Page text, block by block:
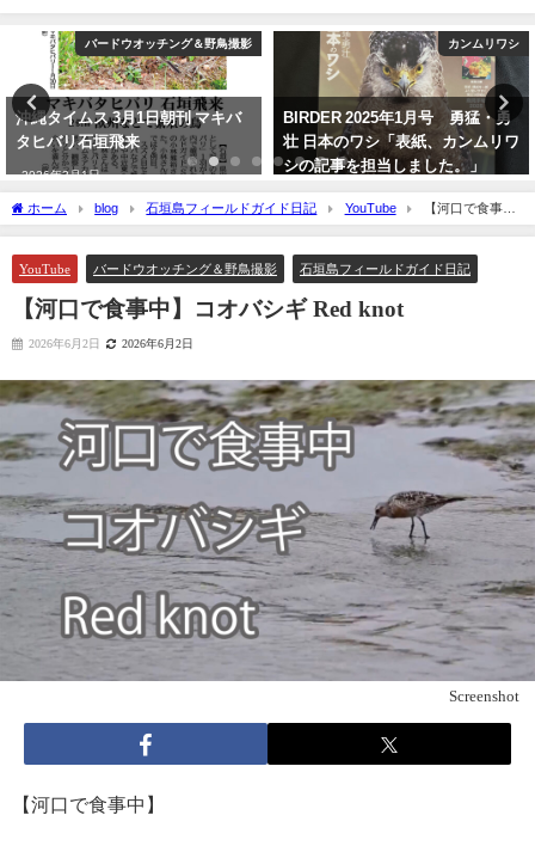
バードウオッチング＆野鳥撮影
沖縄タイムス 3月1日朝刊 マキバ
タヒバリ石垣飛来
2026年3月1日
カンムリワシ
BIRDER 2025年1月号 勇猛・勇
壮 日本のワシ「表紙、カンムリワ
シの記事を担当しました。」
ホーム blog 石垣島フィールドガイド日記 YouTube
【河口で食事
中】コオバシギ Red knot
YouTube バードウオッチング＆野鳥撮影 石垣島フィールドガイド日記
【河口で食事中】コオバシギ Red knot
2026年6月2日 2026年6月2日
Screenshot
【河口で食事中】